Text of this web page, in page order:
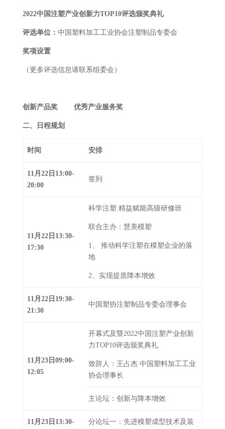
2022中国注塑产业创新力TOP10评选颁奖典礼
评选单位： 中国塑料加工工业协会注塑制品专委会
奖项设置
（更多评选信息请联系组委会）
创新产品奖 优秀产业服务奖
二、日程规划
时间 安排
11月 22 日 13:00-
20:00
签到
11月 22 日13:30-
17:30
科学注塑.精益赋能高级研修班
联合主办：慧美模塑
1、
推动科学注塑在模塑企业的落
地
2、实现提质降本增效
11月 22 日19:30-
21:30
中国塑协注塑制品专委会理事会
11月 23 日 09:00-
12:05
开幕式及暨2022中国注塑产业创新
力TOP10评选颁奖典礼
致辞人：王占杰 中国塑料加工工业
协会理事长
主论坛：创新与降本增效
11月 23 日 13:30-
分论坛一：先进模塑成型技术及装